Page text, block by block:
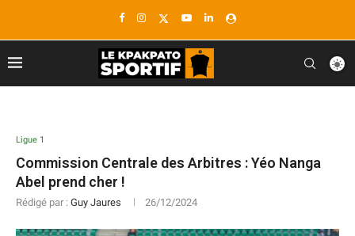
Ligue 1
Commission Centrale des Arbitres : Yéo Nanga
Abel prend cher !
Rédigé par : Guy Jaures 26/12/2024